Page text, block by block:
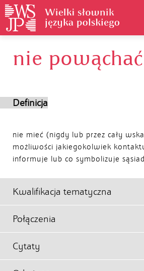
Historia słownika
Autorzy
nie powąchać
Definicja
nie mieć (nigdy lub przez cały
możliwości jakiegokolwiek
informuje lub co symbolizuje
Kwalifikacja tematyczna
Połączenia
Cytaty